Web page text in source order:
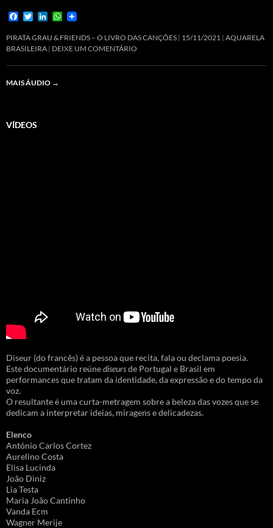
F
c
e
b
o
k
T
i
t
t
e
n
k
e
d
n
W
a
t
s
A
PIRATA GRAU & FRIENDS – O LIVRO DAS CANÇÕES 15/11/2021
AQUARELA
BRASILEIRA DEIXE UM COMENTÁRIO
MAIS ÁUDIO →
VÍDEOS
Diseur (do francês) é a pessoa que recita, fala ou declama poesia.
Este documentário reúnediseursde Portugal e Brasil em
performances que tratam da identidade, da expressão e do tempo da
voz.
O resultante é uma curta-metragem sobre a beleza das vozes que se
dedicam a interpretar ideias, miragens e delicadezas.
Elenco
António Carlos Cortez
Aurelino Costa
Elisa Lucinda
João Diniz
Lia Testa
Maria João Cantinho
Vanda Ecm
Wagner Merije